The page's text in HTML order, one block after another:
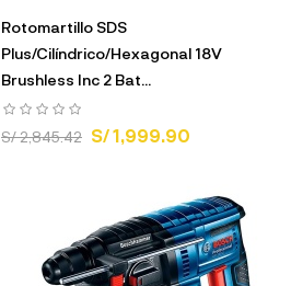
Rotomartillo SDS
Plus/Cilíndrico/Hexagonal 18V
Brushless Inc 2 Bat...
S/ 2,845.42 S/ 1,999.90